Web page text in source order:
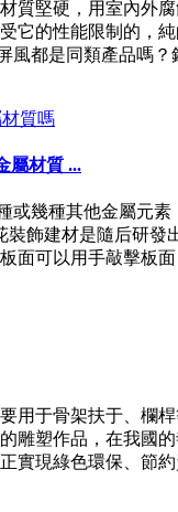
質堅硬，用室內外
它的性能限制的，
風都是同類產品嗎？
屬材質 ...
幾種其他金屬元
裝飾建材是隨后研
面可以用手敲擊板面
用于骨架扶于、
雕塑作品，在我國
實現綠色環保、節約